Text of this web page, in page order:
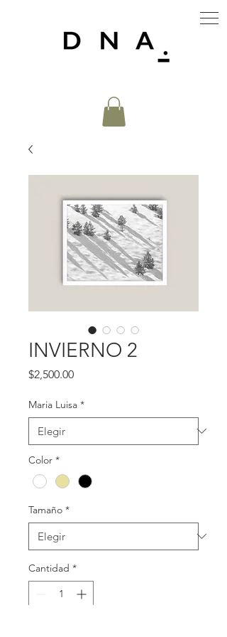
INVIERNO 2
$2,500.00Precio
Maria Luisa *
Color *
Tamaño *
Cantidad *